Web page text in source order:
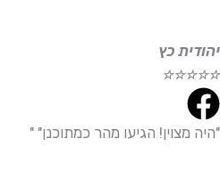
כץ
☆
☆
הגיעו מהר כמתוכנן" "